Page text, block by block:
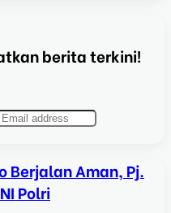
berita terkini!
Berjalan Aman, Pj.
Polri